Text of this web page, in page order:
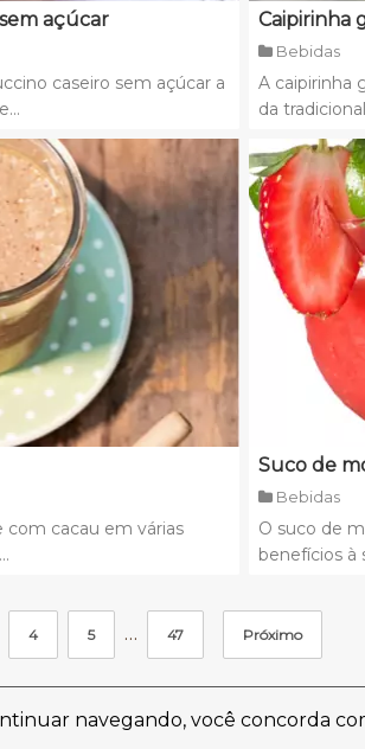
navegando, você concorda
açúcar
caseiro sem açúcar a
Caipirinha
Bebidas
A caipirinha
da
com cacau em várias
Suco de
Bebidas
O suco de
benefícios à
4 5 … 47 Próximo
Política de Privacidade